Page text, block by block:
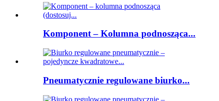
Komponent – ​​Kolumna podnosząca...
Pneumatycznie regulowane biurko...